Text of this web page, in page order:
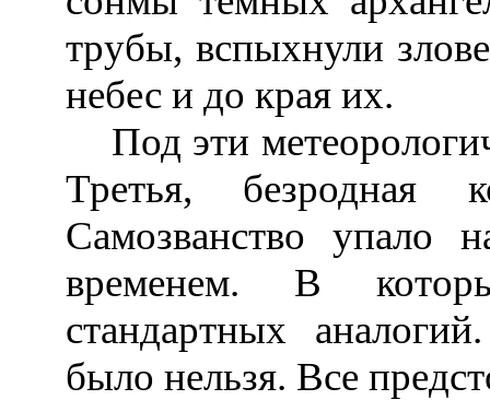
трубы, вспыхнули
небес и до края их.
Под эти
Третья, безродная
Самозванство
временем. В
стандартных
было нельзя. Все